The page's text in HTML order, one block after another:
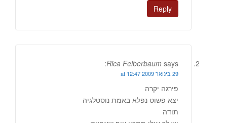
Reply
Rica Felberbaum says:
29 בינואר 2009 at 12:47
פירגה יקרה
יצא פשוט נפלא באמת נוסטלגיה
תודה